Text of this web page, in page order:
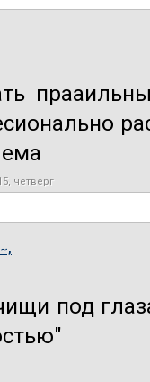
четверг
под